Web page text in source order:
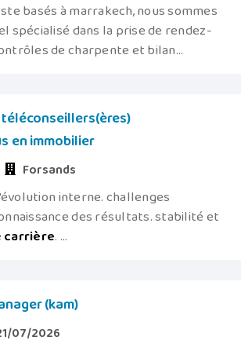
basés à marrakech, nous sommes
spécialisé dans la prise de rendez-
de charpente et bilan...
en immobilier
Forsands
interne. challenges
des résultats. stabilité et
carrière. ...
(kam)
07/2026